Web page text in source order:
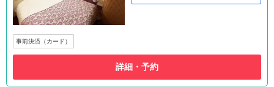
事前決済（カード）
詳細・予約